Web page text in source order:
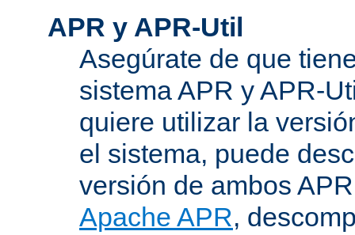
APR y APR-Util
Asegúrate de que
sistema APR y APR-
quiere utilizar la
el sistema, puede
versión de ambos
Apache APR,